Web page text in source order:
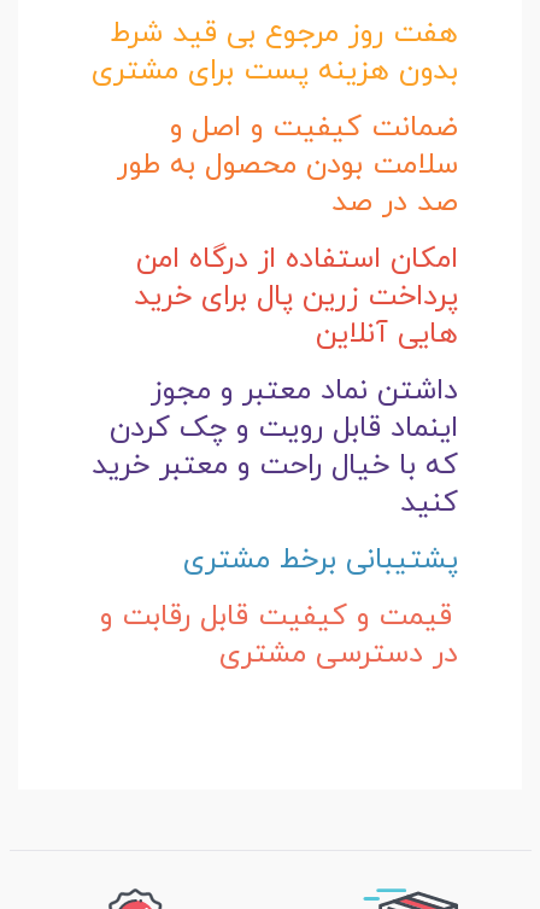
هفت روز مرجوع بی قید شرط
بدون هزینه پست برای مشتری
ضمانت کیفیت و اصل و
سلامت بودن محصول به طور
صد در صد
امکان استفاده از درگاه امن
پرداخت زرین پال برای خرید
هایی آنلاین
داشتن نماد معتبر و مجوز
اینماد قابل رویت و چک کردن
که با خیال راحت و معتبر خرید
کنید
پشتیبانی برخط مشتری
قیمت و کیفیت قابل رقابت و
در دسترسی مشتری